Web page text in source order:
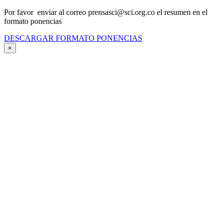
Por favor enviar al correo prensasci@sci.org.co el resumen en el
formato ponencias
DESCARGAR FORMATO PONENCIAS
×